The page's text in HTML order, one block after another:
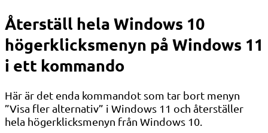
Återställ hela Windows 10
högerklicksmenyn på Windows 11
i ett kommando
Här är det enda kommandot som tar bort menyn
”Visa fler alternativ” i Windows 11 och återställer
hela högerklicksmenyn från Windows 10.